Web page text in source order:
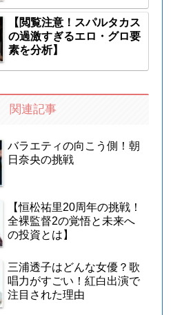
【閲覧注意！スパルタカス
の過激すぎるエロ・グロ要
素を分析】
関連記事
バラエティの向こう側！朝
日奈央の挑戦
【恒松祐里20周年の挑戦！
全裸監督2の覚悟と未来へ
の投資とは】
三浦透子はどんな女優？歌
唱力がすごい！紅白出演で
注目された理由